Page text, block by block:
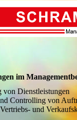
im
Dienstleistungen
Controlling von
und